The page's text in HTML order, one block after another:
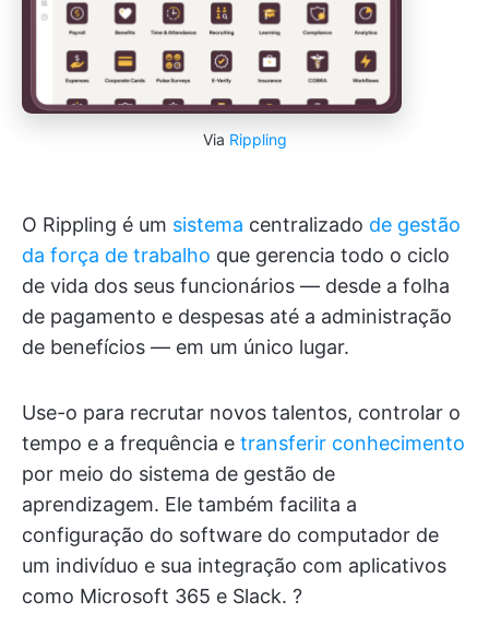
Via Rippling
O Rippling é um sistema centralizado de gestão
da força de trabalho que gerencia todo o ciclo
de vida dos seus funcionários — desde a folha
de pagamento e despesas até a administração
de benefícios — em um único lugar.
Use-o para recrutar novos talentos, controlar o
tempo e a frequência e transferir conhecimento
por meio do sistema de gestão de
aprendizagem. Ele também facilita a
configuração do software do computador de
um indivíduo e sua integração com aplicativos
como Microsoft 365 e Slack. ?